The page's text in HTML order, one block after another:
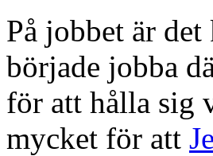
På jobbet är
började jobba
för att hålla sig
mycket för att